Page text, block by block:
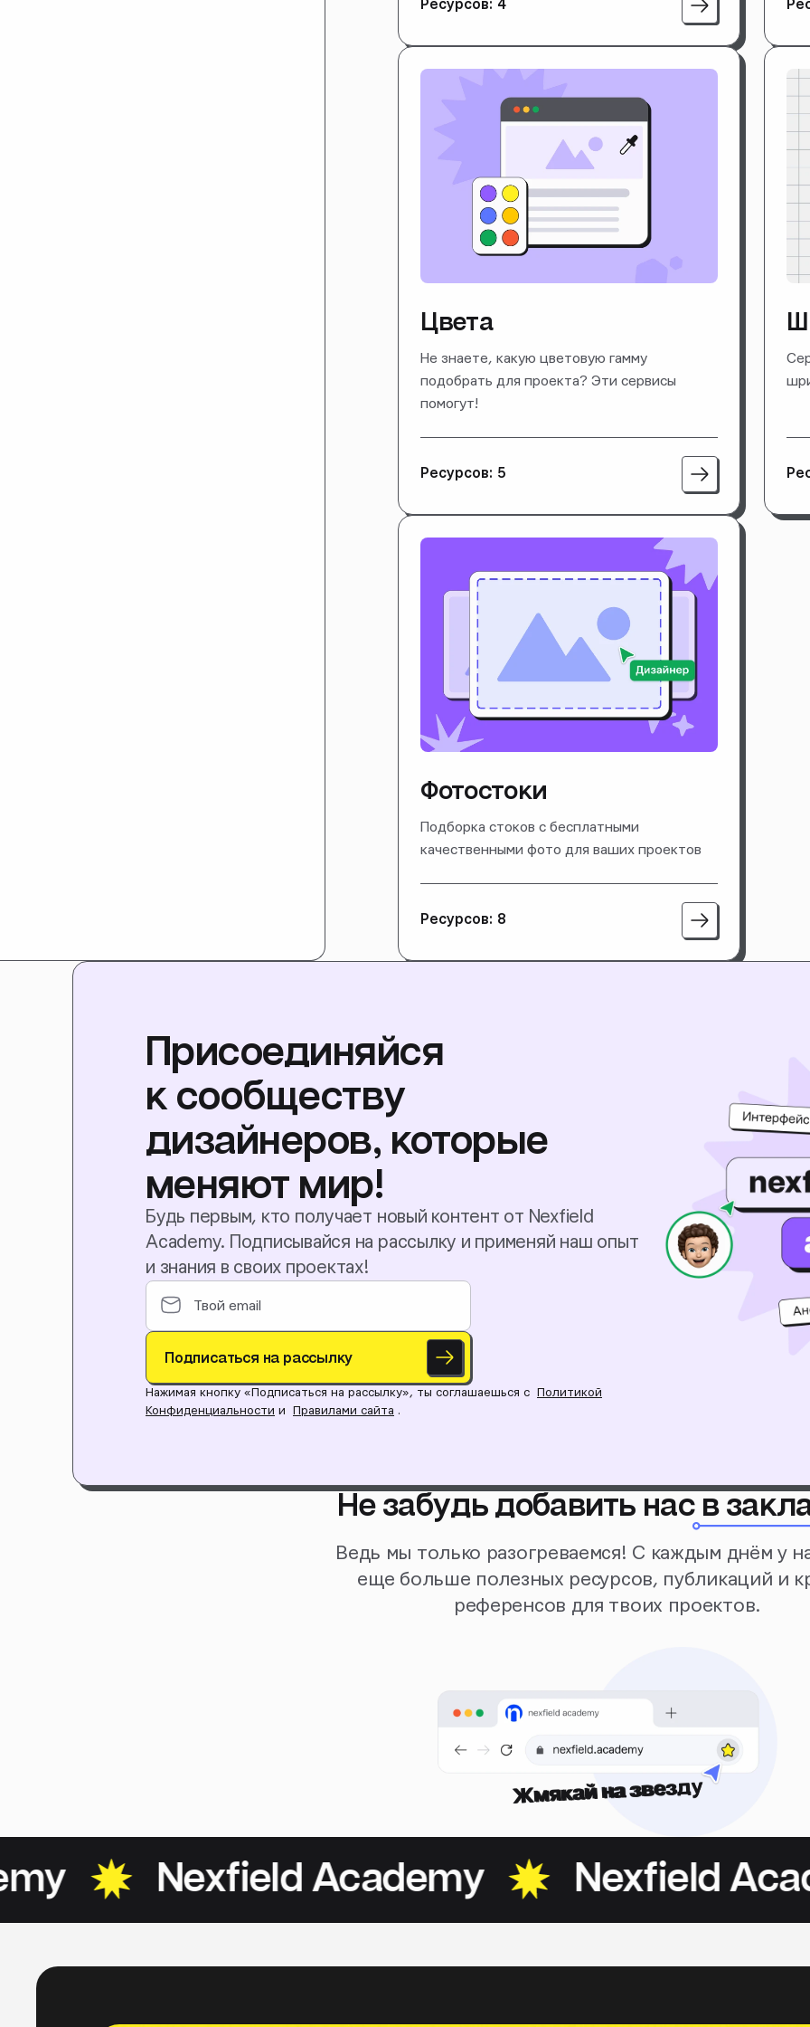
Ресурсов: 4
Цвета
Не знаете, какую цветовую гамму
подобрать для проекта? Эти сервисы
помогут!
Ресурсов: 5
Фотостоки
Подборка стоков с бесплатными
качественными фото для ваших проектов
Ресурсов: 8
Присоединяйся
к сообществу
дизайнеров, которые
меняют мир!
Будь первым, кто получает новый контент от Nexfield
Academy. Подписывайся на рассылку и применяй наш опыт
и знания в своих проектах!
Подписаться на рассылку
Нажимая кнопку «Подписаться на рассылку», ты соглашаешься с Политикой
Конфиденциальности и Правилами сайта .
Не забудь добавить насв
Ведь мы только разогреваемся! С каждым днём у
еще больше полезных ресурсов, публикаций и
референсов для твоих проектов.
Жмякай на звезду
Nexfield Academy Nexfield